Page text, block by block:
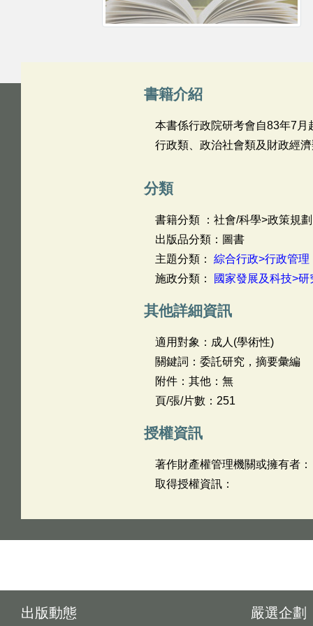
書籍介紹
本書係行政院研考會自83年7
行政類、政治社會類及財政經
分類
書籍分類 ：社會/科學>政策規劃
出版品分類：圖書
主題分類： 綜合行政>行政管理
施政分類：
國家發展及科技>研
其他詳細資訊
適用對象：成人(學術性)
關鍵詞：委託研究，摘要彙編
附件：其他：無
頁/張/片數：251
授權資訊
著作財產權管理機關或擁有者：
取得授權資訊：
出版動態 嚴選企劃